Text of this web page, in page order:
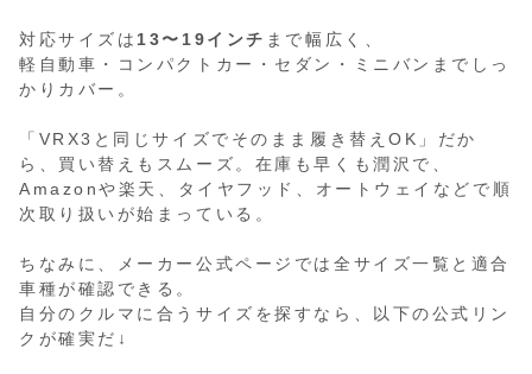
対応サイズは 13〜19インチ まで幅広く、
軽自動車・コンパクトカー・セダン・ミニバンまでしっ
かりカバー。
「VRX3と同じサイズでそのまま履き替えOK」だか
ら、買い替えもスムーズ。在庫も早くも潤沢で、
Amazonや楽天、タイヤフッド、オートウェイなどで順
次取り扱いが始まっている。
ちなみに、メーカー公式ページでは全サイズ一覧と適合
車種が確認できる。
自分のクルマに合うサイズを探すなら、以下の公式リン
クが確実だ↓